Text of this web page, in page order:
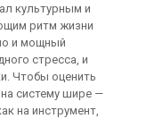
культурным и
ритм жизни
и мощный
стресса, и
Чтобы оценить
на систему шире —
на инструмент,